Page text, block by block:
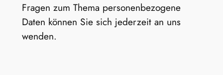
Fragen zum Thema personenbezogene
Daten können Sie sich jederzeit an uns
wenden.